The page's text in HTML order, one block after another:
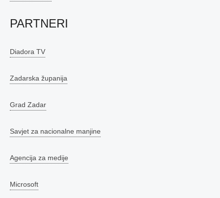
PARTNERI
Diadora TV
Zadarska županija
Grad Zadar
Savjet za nacionalne manjine
Agencija za medije
Microsoft